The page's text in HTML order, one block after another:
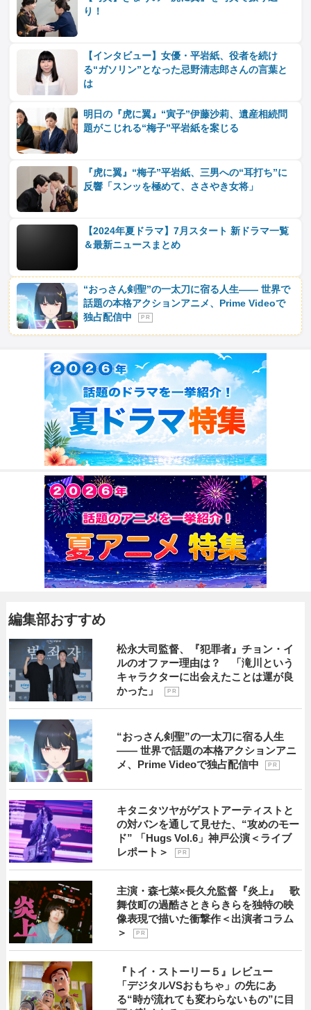
り！
【インタビュー】女優・平岩紙、役者を続け
る“ガソリン”となった忌野清志郎さんの言葉と
は
明日の『虎に翼』“寅子”伊藤沙莉、遺産相続問
題がこじれる“梅子”平岩紙を案じる
『虎に翼』“梅子”平岩紙、三男への“耳打ち”に
反響「スンッを極めて、ささやき女将」
【2024年夏ドラマ】7月スタート 新ドラマ一覧
＆最新ニュースまとめ
“おっさん剣聖”の一太刀に宿る人生―― 世界で
話題の本格アクションアニメ、Prime Videoで
独占配信中
P R
編集部おすすめ
松永大司監督、『犯罪者』チョン・イ
ルのオファー理由は？ 「滝川という
キャラクターに出会えたことは運が良
かった」
P R
“おっさん剣聖”の一太刀に宿る人生
―― 世界で話題の本格アクションアニ
メ、Prime Videoで独占配信中
P R
キタニタツヤがゲストアーティストと
の対バンを通して見せた、“攻めのモー
ド” 「Hugs Vol.6」神戸公演＜ライブ
レポート＞
P R
主演・森七菜×長久允監督『炎上』 歌
舞伎町の過酷さときらきらを独特の映
像表現で描いた衝撃作＜出演者コラム
＞
P R
『トイ・ストーリー５』レビュー
「デジタルVSおもちゃ」の先にあ
る“時が流れても変わらないもの”に目